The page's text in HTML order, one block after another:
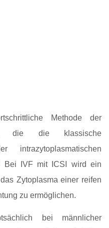
Methode der
die die klassische
intrazytoplasmatischen
Bei IVF mit ICSI wird ein
Zytoplasma einer reifen
zu ermöglichen.
bei männlicher